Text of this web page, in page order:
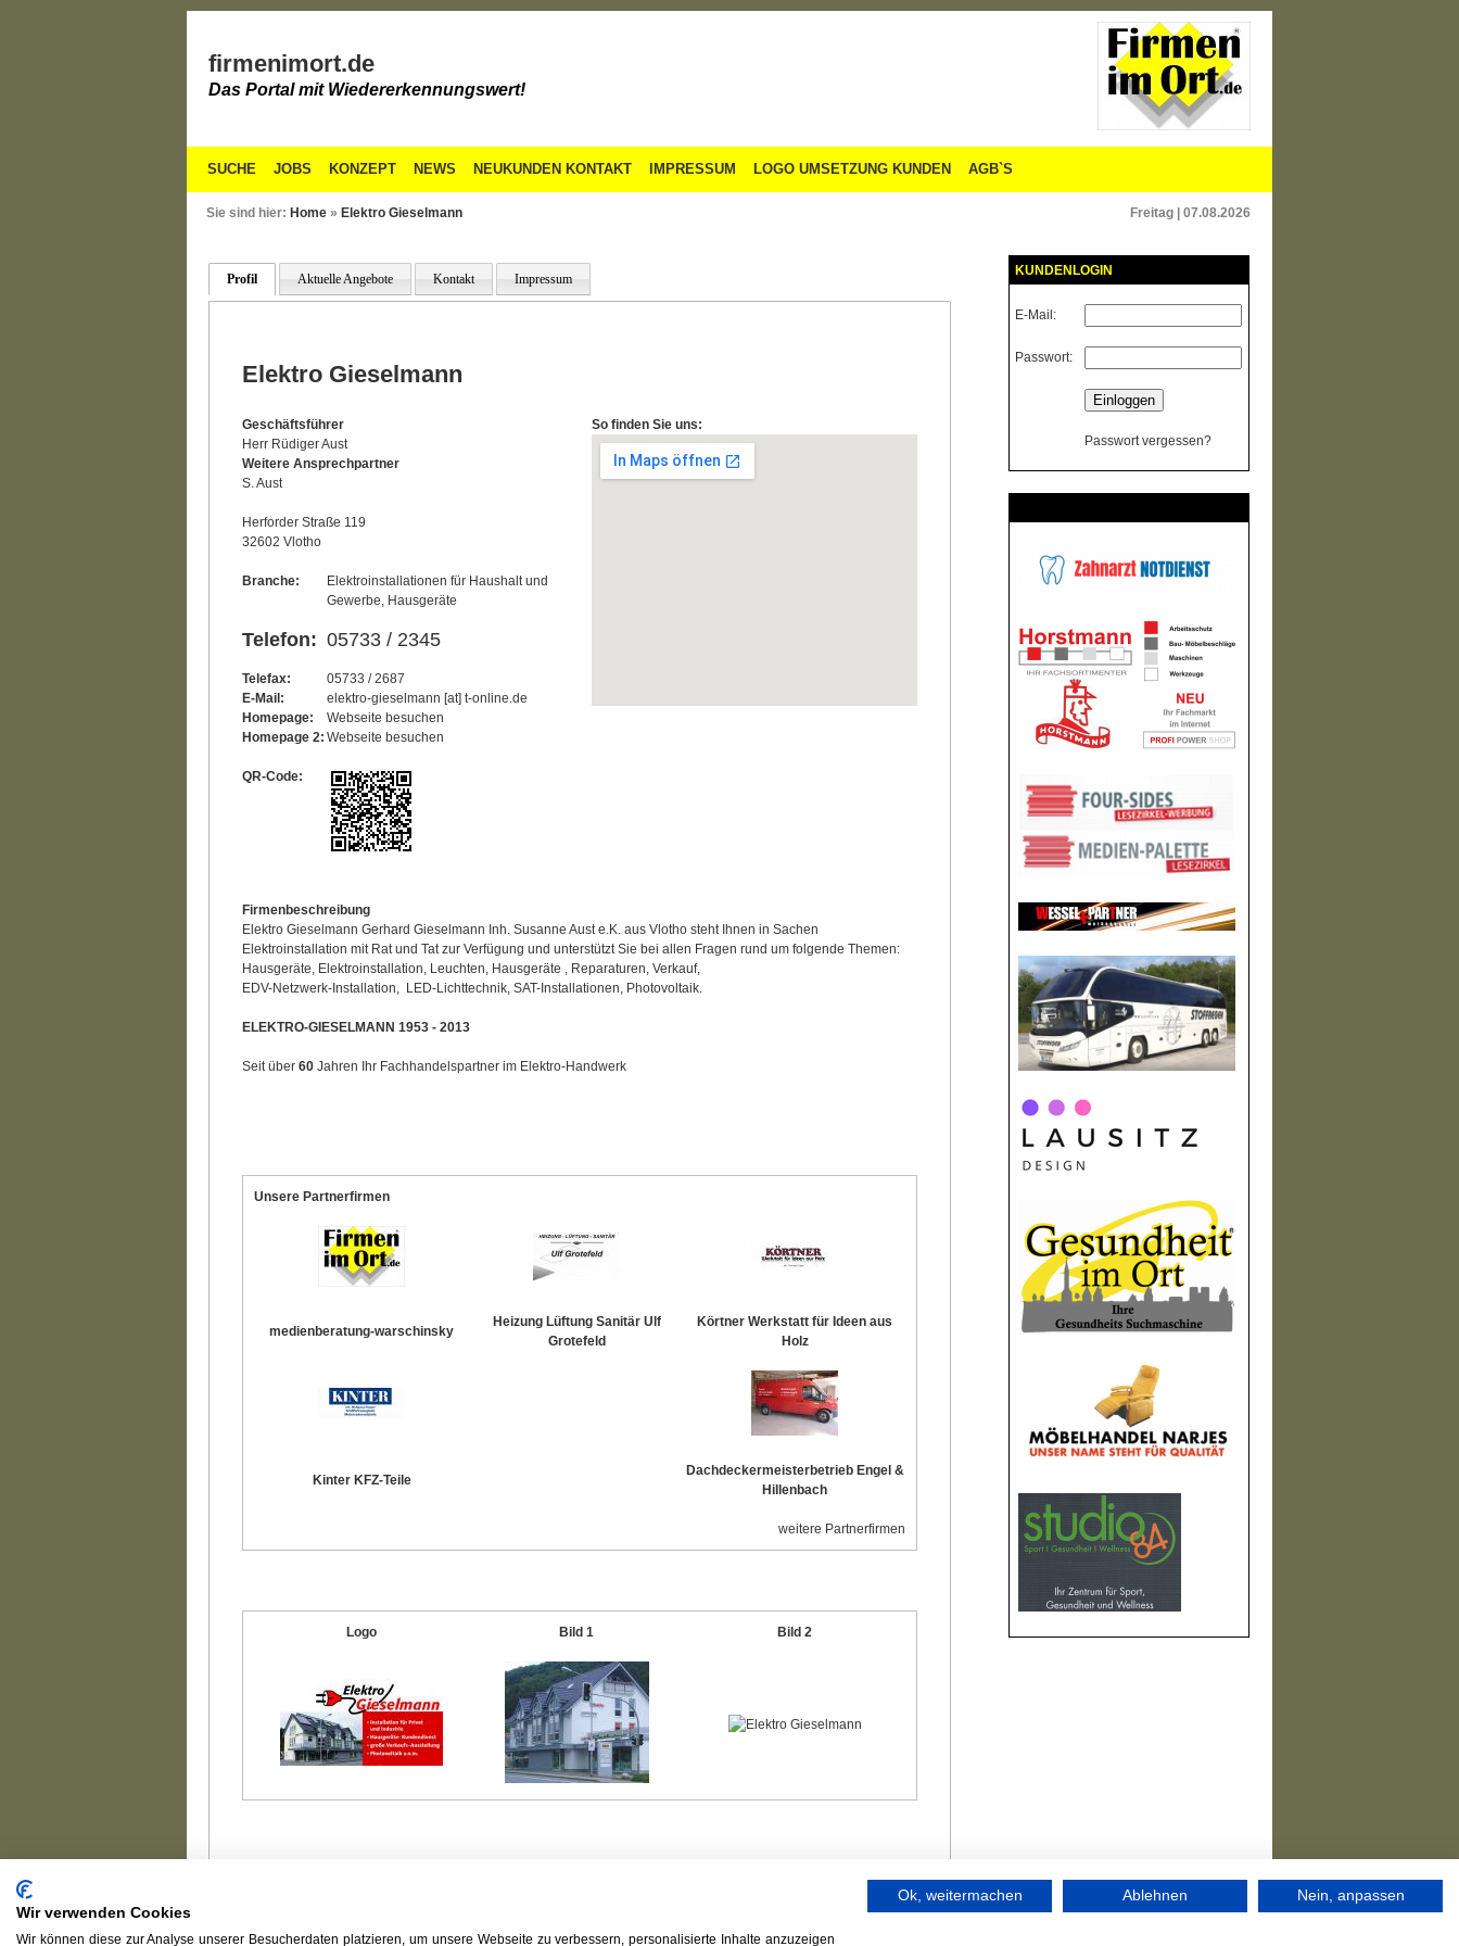
firmenimort.de
Das Portal mit Wiedererkennungswert!
SUCHE JOBS KONZEPT NEWS NEUKUNDEN KONTAKT IMPRESSUM LOGO UMSETZUNG KUNDEN AGB`S
Sie sind hier: Home » Elektro Gieselmann Freitag | 07.08.2026
Profil Aktuelle Angebote Kontakt Impressum
Elektro Gieselmann
Geschäftsführer
Herr Rüdiger Aust
Weitere Ansprechpartner
S. Aust
Herforder Straße 119
32602 Vlotho
Branche:
Elektroinstallationen für Haushalt und
Gewerbe, Hausgeräte
Telefon: 05733 / 2345
Telefax:
05733 / 2687
E-Mail:
elektro-gieselmann [at] t-online.de
Homepage:
Webseite besuchen
Homepage 2: Webseite besuchen
QR-Code:
So finden Sie uns:
Firmenbeschreibung
Elektro Gieselmann Gerhard Gieselmann Inh. Susanne Aust e.K. aus Vlotho steht Ihnen in Sachen
Elektroinstallation mit Rat und Tat zur Verfügung und unterstützt Sie bei allen Fragen rund um folgende Themen:
Hausgeräte, Elektroinstallation, Leuchten, Hausgeräte , Reparaturen, Verkauf,
EDV-Netzwerk-Installation, LED-Lichttechnik, SAT-Installationen, Photovoltaik.
ELEKTRO-GIESELMANN 1953 - 2013
Seit über 60 Jahren Ihr Fachhandelspartner im Elektro-Handwerk
Unsere Partnerfirmen
medienberatung-warschinsky
Heizung Lüftung Sanitär Ulf
Grotefeld
Körtner Werkstatt für Ideen aus
Holz
Kinter KFZ-Teile
Dachdeckermeisterbetrieb Engel &
Hillenbach
weitere Partnerfirmen
Logo Bild 1 Bild 2
KUNDENLOGIN
E-Mail:
Passwort:
Passwort vergessen?
Wir verwenden Cookies
Wir können diese zur Analyse unserer Besucherdaten platzieren, um unsere Webseite zu verbessern, personalisierte Inhalte anzuzeigen
Ok, weitermachen Ablehnen Nein, anpassen